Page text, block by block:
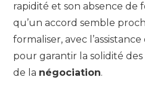
rapidité et son absence de
qu’un accord semble
formaliser, avec
pour garantir la solidité
de la négociation.